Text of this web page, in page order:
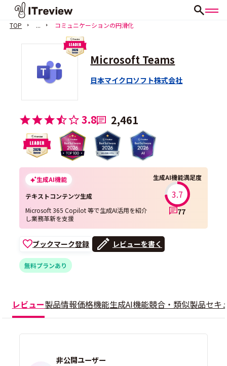
TOP ... コミュニケーションの円滑化
Microsoft Teams
日本マイクロソフト株式会社
3.8 2,461
生成AI機能
テキストコンテンツ生成
Microsoft 365 Copilot 等で生成AI活用を紹介
し業務革新を支援
生成AI機能満足度
3.7
77
ブックマーク登録 レビューを書く
無料プランあり
レビュー製品情報価格機能生成AI機能競合・類似製品セキ
非公開ユーザー